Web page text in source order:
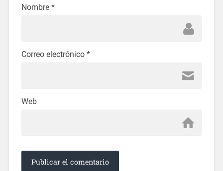
Nombre *
Correo electrónico *
Web